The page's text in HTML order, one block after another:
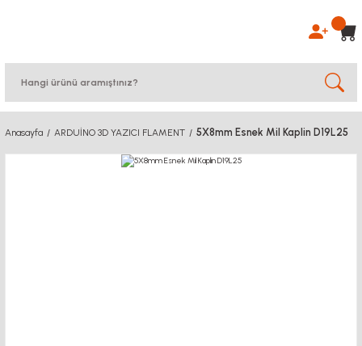
Anasayfa ARDUİNO 3D YAZICI FLAMENT 5X8mm Esnek Mil Kaplin D19L25